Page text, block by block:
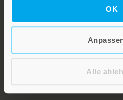
OK
Alle
Geschenke mit wohltuenden
Segenswünsche und